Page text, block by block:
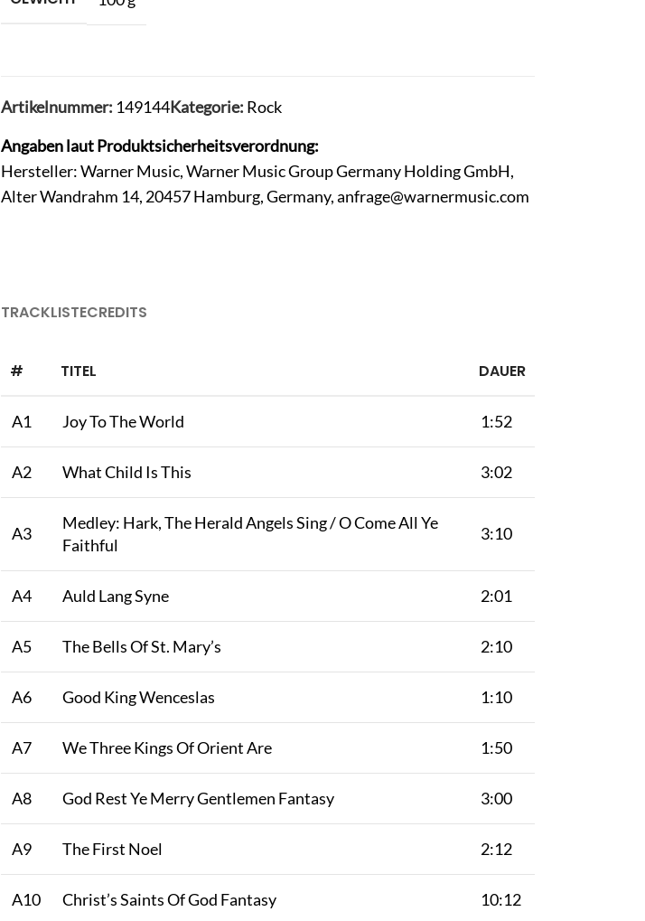
Artikelnummer: 149144Kategorie: Rock
Angaben laut Produktsicherheitsverordnung:
Hersteller: Warner Music, Warner Music Group Germany Holding GmbH,
Alter Wandrahm 14, 20457 Hamburg, Germany,anfrage@warnermusic.com
TRACKLISTECREDITS
# TITEL DAUER
A1 Joy To The World 1:52
A2 What Child Is This 3:02
A3
Medley: Hark, The Herald Angels Sing / O Come All Ye
Faithful
3:10
A4 Auld Lang Syne 2:01
A5 The Bells Of St. Mary’s 2:10
A6 Good King Wenceslas 1:10
A7 We Three Kings Of Orient Are 1:50
A8 God Rest Ye Merry Gentlemen Fantasy 3:00
A9 The First Noel 2:12
A10 Christ’s Saints Of God Fantasy 10:12